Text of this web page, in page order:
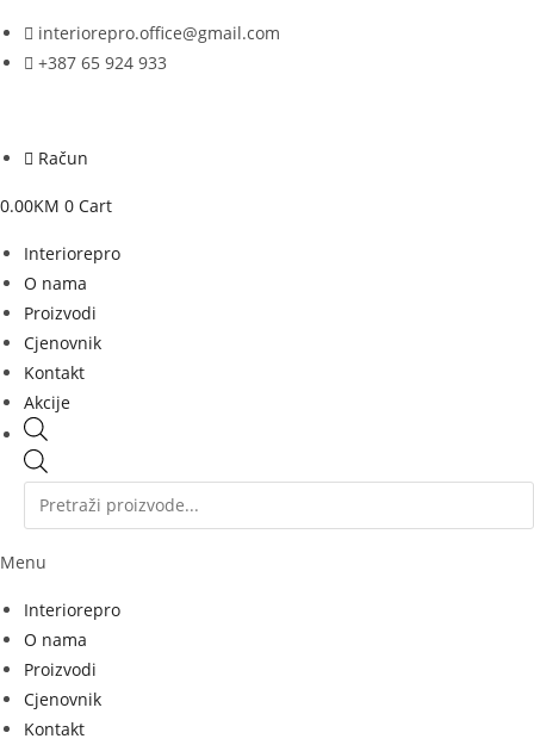
Skip
to
interiorepro.office@gmail.com
+387 65 924 933
Račun
0.00KM 0 Cart
Interiorepro
O nama
Proizvodi
Cjenovnik
Kontakt
Akcije
search
Menu
Interiorepro
O nama
Proizvodi
Cjenovnik
Kontakt